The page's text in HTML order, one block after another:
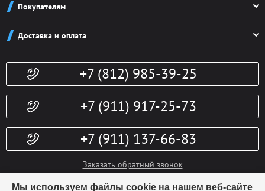
Реквизиты
Новости
Контакты
Покупателям
Система скидок
Конфиденциальность
Гарантии
Доп. услуги
Доставка и оплата
Политика возврата
+7 (812) 985-39-25
+7 (911) 917-25-73
+7 (911) 137-66-83
Заказать обратный звонок
info@kubki-lider.ru
Мы используем файлы cookie на нашем веб-сайте